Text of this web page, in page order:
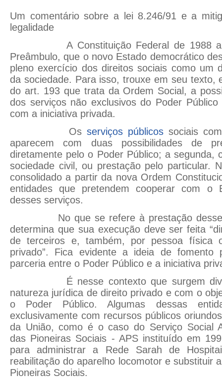
Um comentário sobre a lei 8.246/91 e a
legalidade
A Constituição Federal de 1988
Preâmbulo, que o novo Estado democrático
pleno exercício dos direitos sociais como um
da sociedade. Para isso, trouxe em seu texto,
do art. 193 que trata da Ordem Social, a
dos serviços não exclusivos do Poder
com a iniciativa privada.
Osserviços públicos sociais
aparecem com duas possibilidades de
diretamente pelo o Poder Público; a segunda,
sociedade civil, ou prestação pelo particular.
consolidado a partir da nova Ordem
entidades que pretendem cooperar com o
desses serviços.
No que se refere à prestação desse
determina que sua execução deve ser feita
de terceiros e, também, por pessoa física
privado”. Fica evidente a ideia de fomento
parceria entre o Poder Público e a iniciativa
É nesse contexto que surgem
natureza jurídica de direito privado e com o
o Poder Público. Algumas dessas
exclusivamente com recursos públicos
da União, como é o caso do Serviço Social
das Pioneiras Sociais - APS instituído em
para administrar a Rede Sarah de
reabilitação do aparelho locomotor e substituir
Pioneiras Sociais.